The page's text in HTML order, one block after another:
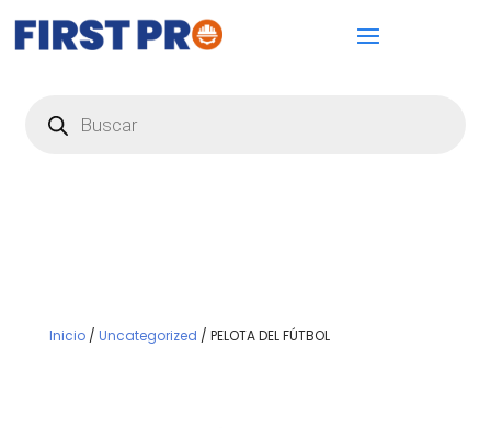
productos
Inicio/ Uncategorized / PELOTA DEL FÚTBOL